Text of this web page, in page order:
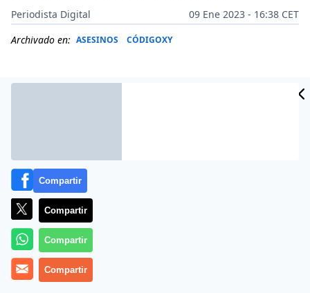
Periodista Digital
09 Ene 2023 - 16:38 CET
Archivado en: ASESINOS CÓDIGOXY
Más información
Compartir
Compartir
Compartir
Compartir